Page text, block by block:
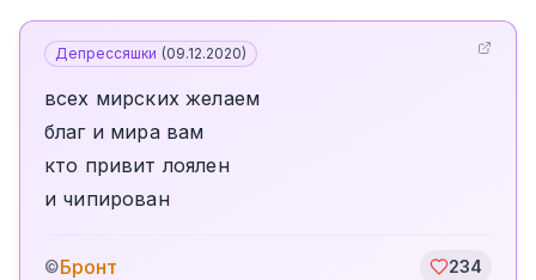
Депрессяшки (09.12.2020)
всех мирских желаем
благ и мира вам
кто привит лоялен
и чипирован
©Бронт 234